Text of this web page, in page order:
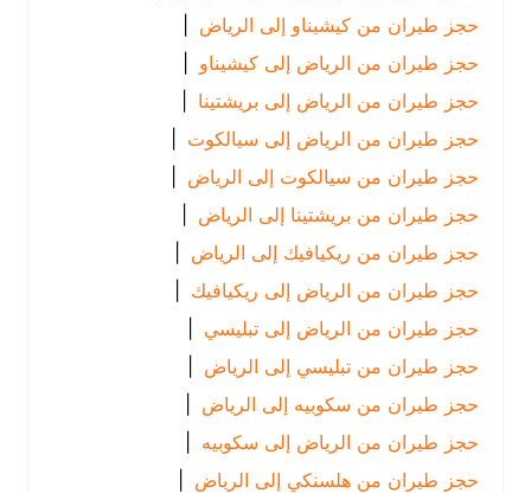
حجز طيران من كيشيناو إلى الرياض
|
حجز طيران من الرياض إلى كيشيناو |
حجز طيران من الرياض إلى بريشتينا |
حجز طيران من الرياض إلى سيالكوت |
حجز طيران من سيالكوت إلى الرياض
|
حجز طيران من بريشتينا إلى الرياض
|
حجز طيران من ريكيافيك إلى الرياض
|
حجز طيران من الرياض إلى ريكيافيك |
حجز طيران من الرياض إلى تبليسي |
حجز طيران من تبليسي إلى الرياض
|
حجز طيران من سكوبيه إلى الرياض
|
حجز طيران من الرياض إلى سكوبيه |
حجز طيران من هلسنكي إلى الرياض
|